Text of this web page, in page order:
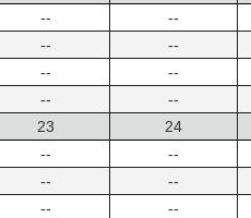
--
--
--
--
--
--
--
--
23
--
--
--
24
--
--
--